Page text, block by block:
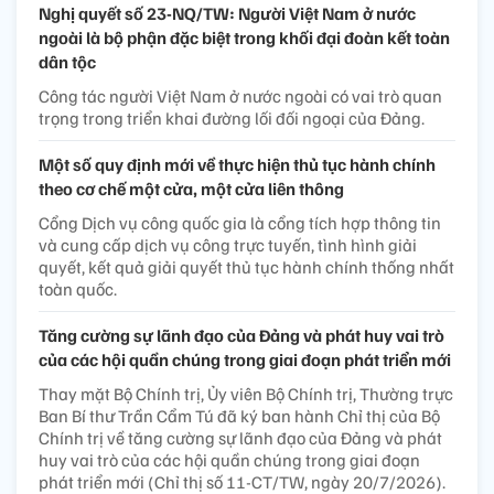
Nghị quyết số 23-NQ/TW: Người Việt Nam ở nước
ngoài là bộ phận đặc biệt trong khối đại đoàn kết toàn
dân tộc
Công tác người Việt Nam ở nước ngoài có vai trò quan
trọng trong triển khai đường lối đối ngoại của Đảng.
Một số quy định mới về thực hiện thủ tục hành chính
theo cơ chế một cửa, một cửa liên thông
Cổng Dịch vụ công quốc gia là cổng tích hợp thông tin
và cung cấp dịch vụ công trực tuyến, tình hình giải
quyết, kết quả giải quyết thủ tục hành chính thống nhất
toàn quốc.
Tăng cường sự lãnh đạo của Đảng và phát huy vai trò
của các hội quần chúng trong giai đoạn phát triển mới
Thay mặt Bộ Chính trị, Ủy viên Bộ Chính trị, Thường trực
Ban Bí thư Trần Cẩm Tú đã ký ban hành Chỉ thị của Bộ
Chính trị về tăng cường sự lãnh đạo của Đảng và phát
huy vai trò của các hội quần chúng trong giai đoạn
phát triển mới (Chỉ thị số 11-CT/TW, ngày 20/7/2026).